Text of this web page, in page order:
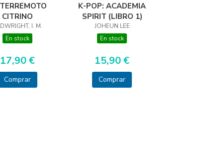
CITRINO
I. M.
En stock
17,90 €
Comprar
K-POP: ACADEMIA
SPIRIT (LIBRO 1)
JOHEUN LEE
En stock
15,90 €
Comprar